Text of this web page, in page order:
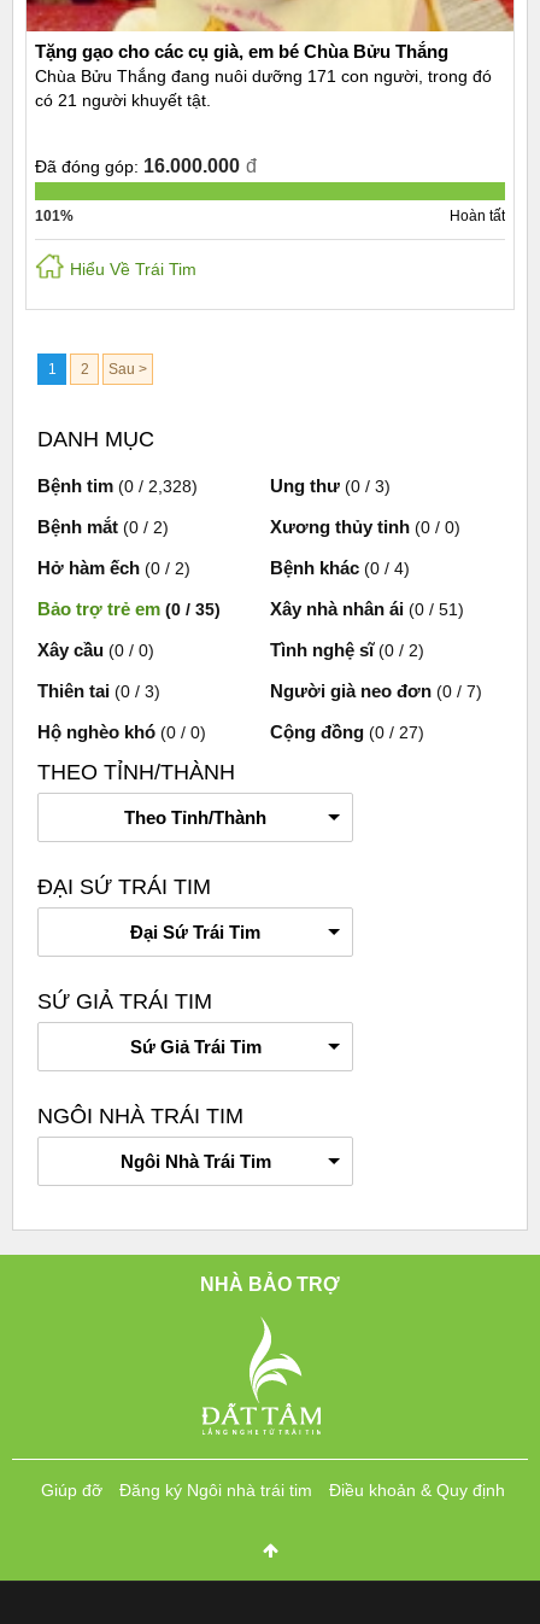
DANH MỤC
Bệnh tim (0 / 2,328) Ung thư (0 / 3)
Bệnh mắt (0 / 2) Xương thủy tinh (0 / 0)
Hở hàm ếch (0 / 2) Bệnh khác (0 / 4)
Bảo trợ trẻ em (0 / 35) Xây nhà nhân ái (0 / 51)
Xây cầu (0 / 0) Tình nghệ sĩ (0 / 2)
Thiên tai (0 / 3) Người già neo đơn (0 / 7)
Hộ nghèo khó (0 / 0) Cộng đồng (0 / 27)
THEO TỈNH/THÀNH
Theo Tỉnh/Thành
ĐẠI SỨ TRÁI TIM
Đại Sứ Trái Tim
SỨ GIẢ TRÁI TIM
Sứ Giả Trái Tim
NGÔI NHÀ TRÁI TIM
Ngôi Nhà Trái Tim
Tặng gạo cho các cụ già, em bé Chùa Bửu Thắng
Chùa Bửu Thắng đang nuôi dưỡng 171 con người, trong đó
có 21 người khuyết tật.
Đã đóng góp: 16.000.000 đ
101% Hoàn tất
Hiểu Về Trái Tim
1 2 Sau >
NHÀ BẢO TRỢ
Giúp đỡ Đăng ký Ngôi nhà trái tim Điều khoản & Quy định